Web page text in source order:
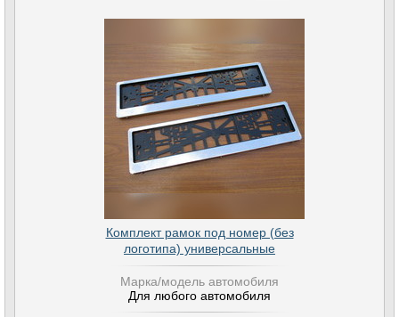
Комплект рамок под номер (без
логотипа) универсальные
Марка/модель автомобиля
Для любого автомобиля